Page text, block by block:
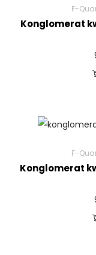
F-
Konglomerat
F-
Konglomerat